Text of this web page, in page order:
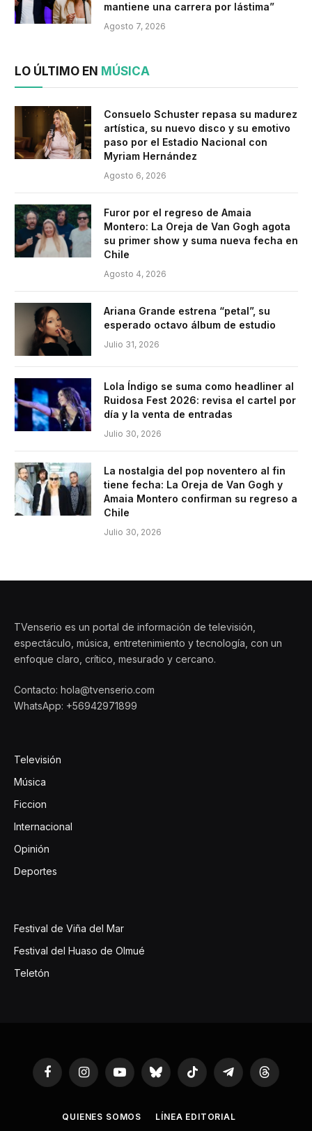
mantiene una carrera por lástima”
Agosto 7, 2026
LO ÚLTIMO EN MÚSICA
Consuelo Schuster repasa su madurez
artística, su nuevo disco y su emotivo
paso por el Estadio Nacional con
Myriam Hernández
Agosto 6, 2026
Furor por el regreso de Amaia
Montero: La Oreja de Van Gogh agota
su primer show y suma nueva fecha en
Chile
Agosto 4, 2026
Ariana Grande estrena “petal”, su
esperado octavo álbum de estudio
Julio 31, 2026
Lola Índigo se suma como headliner al
Ruidosa Fest 2026: revisa el cartel por
día y la venta de entradas
Julio 30, 2026
La nostalgia del pop noventero al fin
tiene fecha: La Oreja de Van Gogh y
Amaia Montero confirman su regreso a
Chile
Julio 30, 2026
TVenserio es un portal de información de televisión,
espectáculo, música, entretenimiento y tecnología, con un
enfoque claro, crítico, mesurado y cercano.
Contacto: hola@tvenserio.com
WhatsApp: +56942971899
Televisión
Música
Ficcion
Internacional
Opinión
Deportes
Festival de Viña del Mar
Festival del Huaso de Olmué
Teletón
FacebookInstagramYouTubeBluesky TikTok TelegramThreads
QUIENES SOMOS LÍNEA EDITORIAL